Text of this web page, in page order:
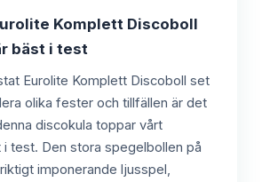
Komplett Discoboll
bäst i test
Eurolite Komplett Discoboll set
olika fester och tillfällen är det
discokula toppar vårt
i test. Den stora spegelbollen på
imponerande ljusspel,